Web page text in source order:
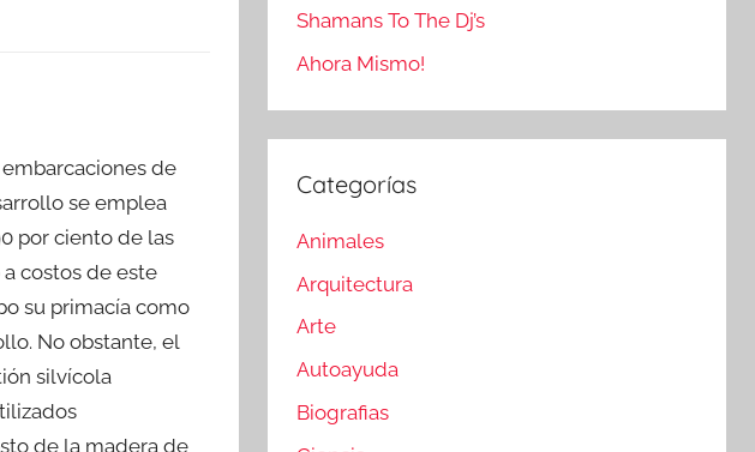
de
se emplea
por ciento de las
costos de este
su primacía como
No obstante, el
silvícola
de la madera de
Shamans To The Dj’s
Ahora Mismo!
Categorías
Animales
Arquitectura
Arte
Autoayuda
Biografias